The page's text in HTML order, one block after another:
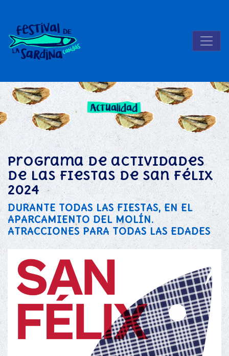
Programa de actividades
de las fiestas de San Félix
2024
DURANTE TODAS LAS FIESTAS, EN EL
APARCAMIENTO DEL MOLÍN.
ATRACCIONES PARA TODAS LAS EDADES